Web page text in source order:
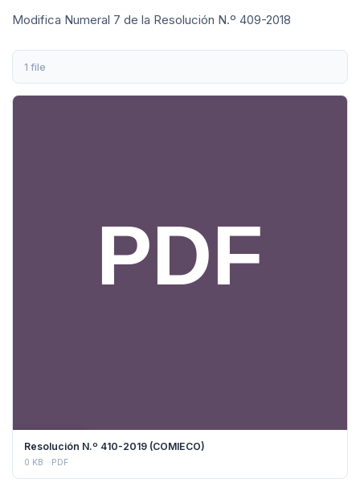
Modifica Numeral 7 de la Resolución N.º 409-2018
1 file
Resolución N.º 410-2019 (COMIECO)
0 KB PDF